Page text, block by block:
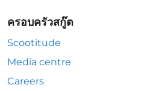
ครอบครัวสกู๊ต
Scootitude
Media centre
Careers